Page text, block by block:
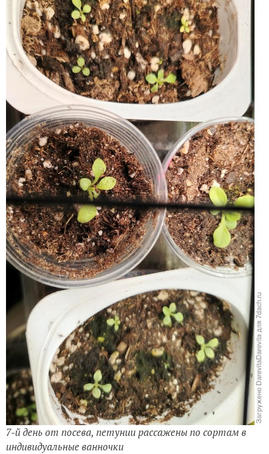
7-й день от посева, петунии рассажены по сортам в
индивидуальные ванночки